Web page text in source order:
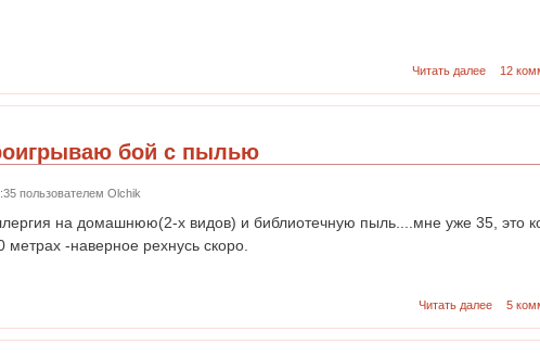
Читать далее 12
бой с пылью
пользователем Olchik
на домашнюю(2-х видов) и библиотечную пыль....мне уже 35, это
метрах -наверное рехнусь скоро.
Читать далее 5